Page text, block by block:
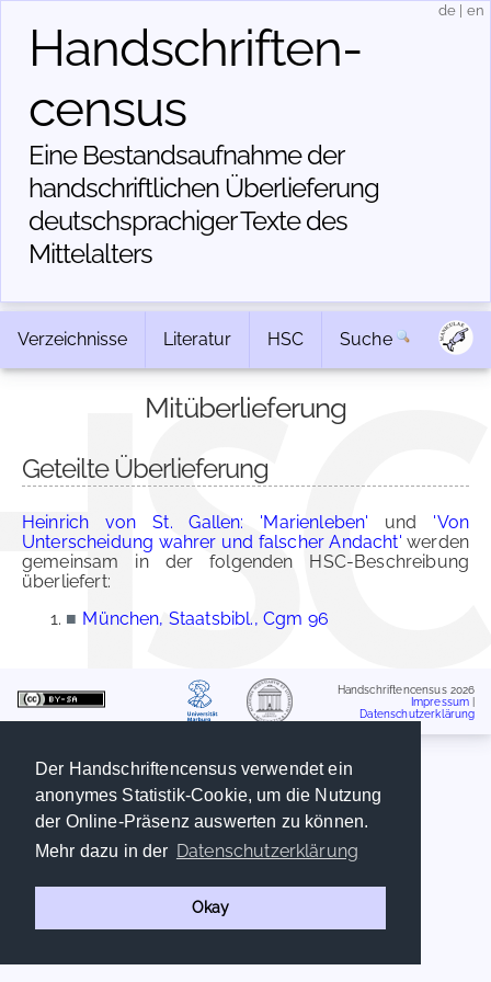
Der Handschriftencensus verwendet ein
anonymes Statistik-Cookie, um die Nutzung
der Online-Präsenz auswerten zu können.
Mehr dazu in der Datenschutzerklärung
Okay
Handschriften­
census
Eine Bestandsaufnahme der
handschriftlichen Über­lieferung
deutschsprachiger Texte des
Mittelalters
de en
Verzeichnisse Literatur HSC Suche
Mitüberlieferung
Geteilte Überlieferung
Heinrich von St. Gallen: 'Marienleben' und 'Von
Unterscheidung wahrer und falscher Andacht' werden
gemeinsam in der folgenden HSC-Beschreibung
überliefert:
■ München, Staatsbibl., Cgm 96
Handschriftencensus 2026
Impressum
Datenschutzerklärung